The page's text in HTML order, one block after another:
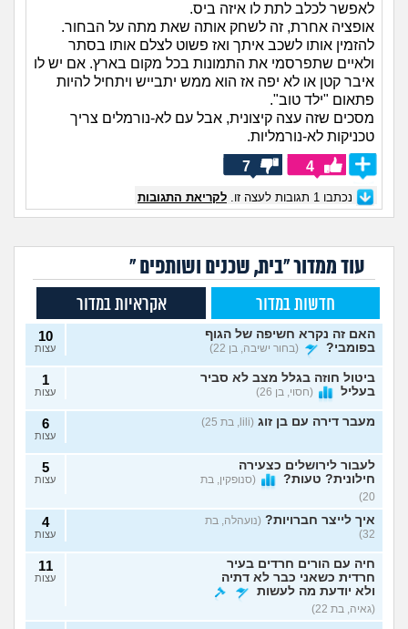
לאפשר לכלב לתת לו איזה ביס.
אופציה אחרת, זה לשחק אותה שאת מתה על הבחור.
להזמין אותו לשכב איתך ואז פשוט לצלם אותו בסתר
ולאיים שתפרסמי את התמונות בכל מקום בארץ. אם יש לו
איבר קטן או לא יפה אז הוא ממש יתבייש ויתחיל להיות
פתאום "ילד טוב".
מסכים שזה עצה קיצונית, אבל עם לא-נורמלים צריך
טכניקות לא-נורמליות.
4
7
נכתבו 1 תגובות לעצה זו. לקריאת התגובות
עוד ממדור "בית, שכנים ושותפים "
חדשות במדור אקראיות במדור
האם זה נקרא חשיפה של הגוף
בפומבי?
(בחור ישיבה, בן 22)
10
עצות
ביטול חוזה בגלל מצב לא סביר
בעליל
(חסוי, בן 26)
1
עצות
מעבר דירה עם בן זוג (lili, בת 25) 6
עצות
לעבור לירושלים כצעירה
חילונית? טעות?
(סנופקין, בת
20)
5
עצות
איך לייצר חברויות? (נועהלה, בת
32)
4
עצות
חיה עם הורים חרדים בעיר
חרדית כשאני כבר לא דתיה
ולא יודעת מה לעשות
(גאיה, בת 22)
11
עצות